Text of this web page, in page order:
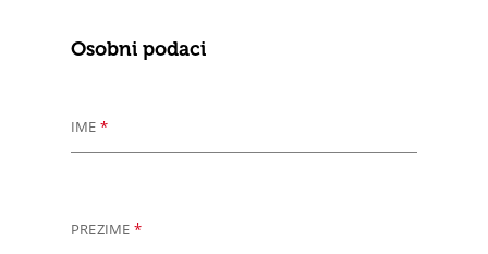
Osobni podaci
IME *
PREZIME *